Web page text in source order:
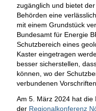
zugänglich und bietet
Behörden eine
mit einem Grundstück
Bundesamt für Energie
Schutzbereich eines
Kaster eingetragen
besser sicherstellen,
können, wo der
verbundenen Vorschriften
Am 5. März 2024 hat die
der Regionalkonferenz